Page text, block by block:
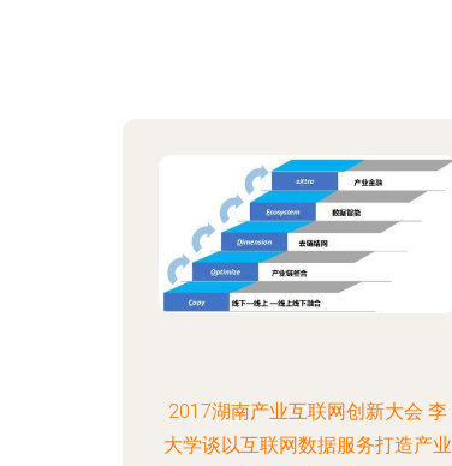
2017湖南产业互联网创新大会 李
大学谈以互联网数据服务打造产业